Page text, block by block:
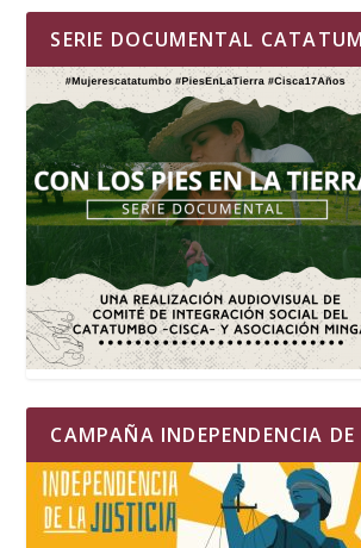
SERIE DOCUMENTAL
CAMPAÑA INDEPENDENCIA